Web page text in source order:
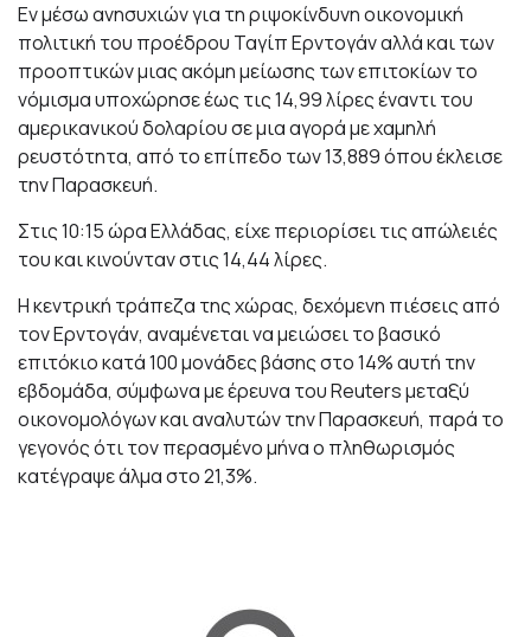
Εν μέσω ανησυχιών για τη ριψοκίνδυνη οικονομική
πολιτική του προέδρου Ταγίπ Ερντογάν αλλά και των
προοπτικών μιας ακόμη μείωσης των επιτοκίων το
νόμισμα υποχώρησε έως τις 14,99 λίρες έναντι του
αμερικανικού δολαρίου σε μια αγορά με χαμηλή
ρευστότητα, από το επίπεδο των 13,889 όπου έκλεισε
την Παρασκευή.
Στις 10:15 ώρα Ελλάδας, είχε περιορίσει τις απώλειές
του και κινούνταν στις 14,44 λίρες.
Η κεντρική τράπεζα της χώρας, δεχόμενη πιέσεις από
τον Ερντογάν, αναμένεται να μειώσει το βασικό
επιτόκιο κατά 100 μονάδες βάσης στο 14% αυτή την
εβδομάδα, σύμφωνα με έρευνα του Reuters μεταξύ
οικονομολόγων και αναλυτών την Παρασκευή, παρά το
γεγονός ότι τον περασμένο μήνα ο πληθωρισμός
κατέγραψε άλμα στο 21,3%.